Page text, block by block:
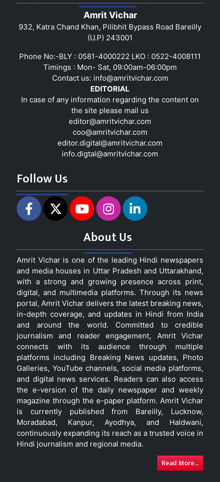
Amrit Vichar
932, Katra Chand Khan, Pilibhit Bypass Road Bareilly
(U.P) 243001
Phone No:-BLY : 0581-4000222 LKO : 0522-4008111
Timings : Mon- Sat, 09:00am-06:00pm
Contact us: info@amritvichar.com
EDITORIAL
In case of any information regarding the content on
the site please mail us
editor@amritvichar.com
coo@amritvichar.com
editor.digital@amritvichar.com
info.digtal@amritvichar.com
Follow Us
About Us
Amrit Vichar is one of the leading Hindi newspapers
and media houses in Uttar Pradesh and Uttarakhand,
with a strong and growing presence across print,
digital, and multimedia platforms. Through its news
portal, Amrit Vichar delivers the latest breaking news,
in-depth coverage, and updates in Hindi from India
and around the world. Committed to credible
journalism and reader engagement, Amrit Vichar
connects with its audience through multiple
platforms including Breaking News updates, Photo
Galleries, YouTube channels, social media platforms,
and digital news services. Readers can also access
the e-version of the daily newspaper and weekly
magazine through the e-paper platform. Amrit Vichar
is currently published from Bareilly, Lucknow,
Moradabad, Kanpur, Ayodhya, and Haldwani,
continuously expanding its reach as a trusted voice in
Hindi journalism and regional media.
Read More...